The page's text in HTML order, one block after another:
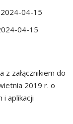
2024-04-15
04-15
załącznikiem do
2019 r. o
aplikacji